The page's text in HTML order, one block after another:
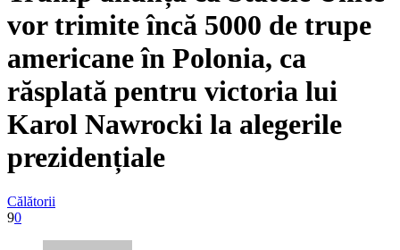
vor trimite încă 5000 de trupe
americane în Polonia, ca
răsplată pentru victoria lui
Karol Nawrocki la alegerile
prezidențiale
Călătorii
90